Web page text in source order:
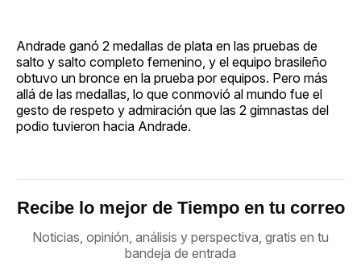
Andrade ganó 2 medallas de plata en las pruebas de
salto y salto completo femenino, y el equipo brasileño
obtuvo un bronce en la prueba por equipos. Pero más
allá de las medallas, lo que conmovió al mundo fue el
gesto de respeto y admiración que las 2 gimnastas del
podio tuvieron hacia Andrade.
Recibe lo mejor de Tiempo en tu correo
Noticias, opinión, análisis y perspectiva, gratis en tu
bandeja de entrada